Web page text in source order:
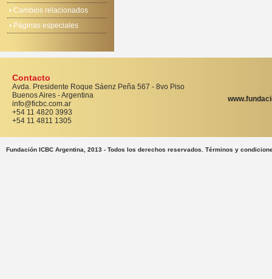
Cambios relacionados
Páginas especiales
Contacto
Avda. Presidente Roque Sáenz Peña 567 - 8vo Piso
Buenos Aires - Argentina
info@ficbc.com.ar
+54 11 4820 3993
+54 11 4811 1305
Fundación ICBC Argentina, 2013 - Todos los derechos reservados. Términos y